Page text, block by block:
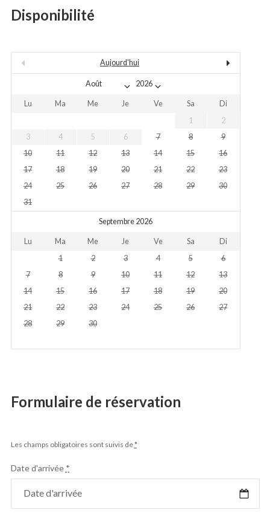
Disponibilité
Aujourd'hui
Lu Ma Me Je Ve Sa
Di
1
2
3
4 5 6 7 8
9
10
11 12 13 14 15
16
17
18 19 20 21 22
23
24
25 26 27 28 29
30
31
Septembre 2026
Lu Ma Me Je Ve Sa
Di
1
2 3 4 5
6
7
8 9 10 11 12
13
14
15 16 17 18 19
20
21
22 23 24 25 26
27
28
29 30
Formulaire de réservation
Les champs obligatoires sont suivis de*
Date d'arrivée *